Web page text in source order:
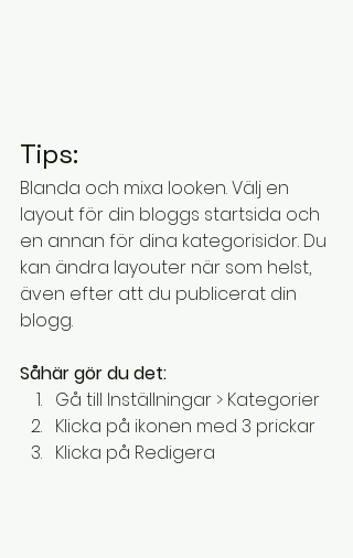
Tips:
Blanda och mixa looken. Välj en
layout för din bloggs startsida och
en annan för dina kategorisidor. Du
kan ändra layouter när som helst,
även efter att du publicerat din
blogg.
Såhär gör du det:
Gå till Inställningar > Kategorier
Klicka på ikonen med 3 prickar
Klicka på Redigera